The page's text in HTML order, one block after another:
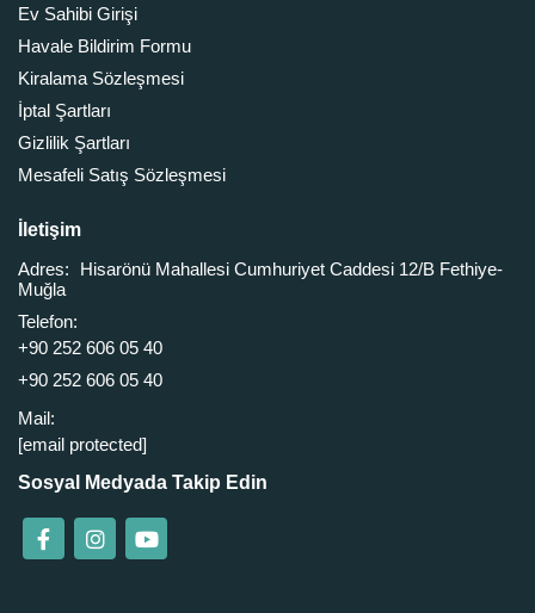
Ev Sahibi Girişi
Havale Bildirim Formu
Kiralama Sözleşmesi
İptal Şartları
Gizlilik Şartları
Mesafeli Satış Sözleşmesi
İletişim
Adres:
Hisarönü Mahallesi Cumhuriyet Caddesi 12/B Fethiye-
Muğla
Telefon:
+90 252 606 05 40
+90 252 606 05 40
Mail:
[email protected]
Sosyal Medyada Takip Edin